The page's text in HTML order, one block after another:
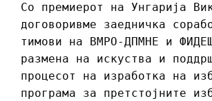
Со премиерот на Унгарија
договоривме заедничка
тимови на ВМРО-ДПМНЕ и
размена на искуства и
процесот на изработка на
програма за претстојните